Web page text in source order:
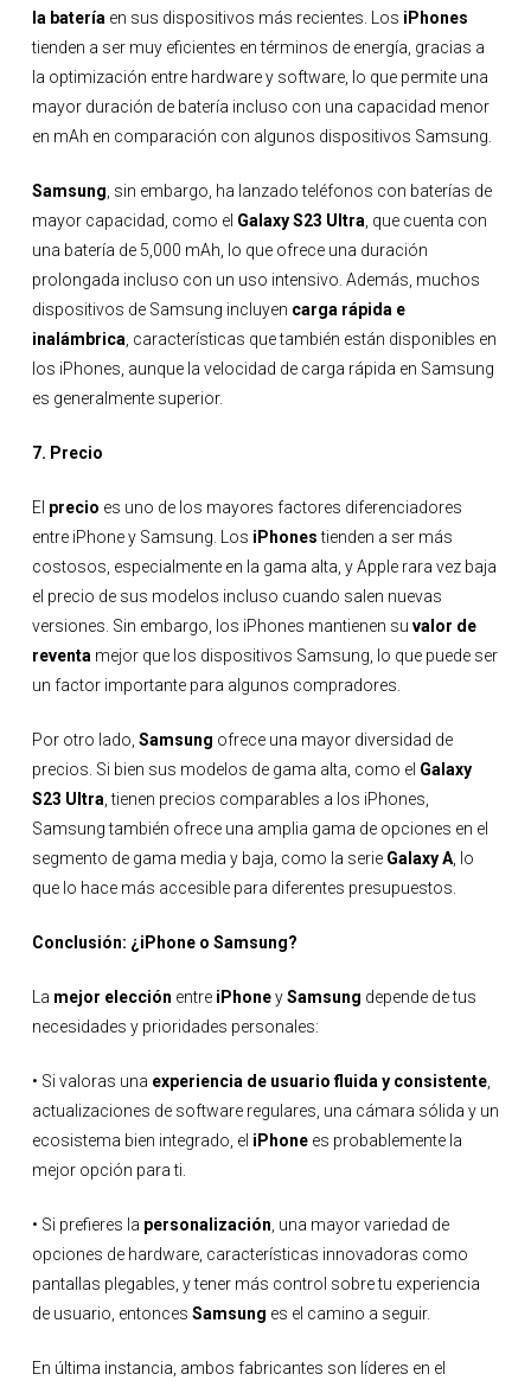
la bateríaen sus dispositivos más recientes. Los iPhones
tienden a ser muy eficientes en términos de energía, gracias a
la optimización entre hardware y software, lo que permite una
mayor duración de batería incluso con una capacidad menor
en mAh en comparación con algunos dispositivos Samsung.
Samsung, sin embargo, ha lanzado teléfonos con baterías de
mayor capacidad, como el Galaxy S23 Ultra, que cuenta con
una batería de 5,000 mAh, lo que ofrece una duración
prolongada incluso con un uso intensivo. Además, muchos
dispositivos de Samsung incluyen carga rápida e
inalámbrica, características que también están disponibles en
los iPhones, aunque la velocidad de carga rápida en Samsung
es generalmente superior.
7. Precio
El precio es uno de los mayores factores diferenciadores
entre iPhone y Samsung. Los iPhonestienden a ser más
costosos, especialmente en la gama alta, y Apple rara vez baja
el precio de sus modelos incluso cuando salen nuevas
versiones. Sin embargo, los iPhones mantienen su valor de
reventamejor que los dispositivos Samsung, lo que puede ser
un factor importante para algunos compradores.
Por otro lado, Samsung ofrece una mayor diversidad de
precios. Si bien sus modelos de gama alta, como el Galaxy
S23 Ultra, tienen precios comparables a los iPhones,
Samsung también ofrece una amplia gama de opciones en el
segmento de gama media y baja, como la serie Galaxy A, lo
que lo hace más accesible para diferentes presupuestos.
Conclusión: ¿iPhone o Samsung?
La mejor elección entre iPhoneySamsung depende de tus
necesidades y prioridades personales:
• Si valoras una experiencia de usuario fluida y consistente,
actualizaciones de software regulares, una cámara sólida y un
ecosistema bien integrado, el iPhonees probablemente la
mejor opción para ti.
• Si prefieres la personalización, una mayor variedad de
opciones de hardware, características innovadoras como
pantallas plegables, y tener más control sobre tu experiencia
de usuario, entonces Samsung es el camino a seguir.
En última instancia, ambos fabricantes son líderes en el